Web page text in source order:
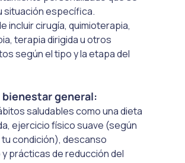
situación específica.
incluir cirugía, quimioterapia,
terapia dirigida u otros
según el tipo y la etapa del
general:
saludables como una dieta
ejercicio físico suave (según
condición), descanso
prácticas de reducción del